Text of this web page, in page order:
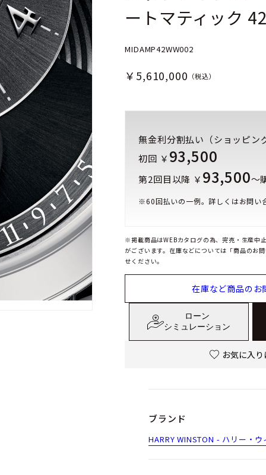
ートマティック
MIDAMP42WW002
￥5,610,000 （税込）
無金利分割払い（ショッピン
初回 ￥ 93,500
第2回目以降 ￥ 93,500～
※60回払いの一例。詳しくはお問い
※掲載商品はWEBカタログの為、完売・生産中
がございます。在庫などについては「商品のお
せください。
在庫など商品のお
ローン
シミュレーション
お気に入
ブランド
HARRY WINSTON - ハリー・ウ